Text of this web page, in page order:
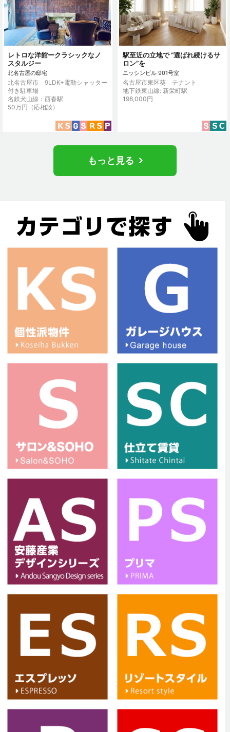
レトロな洋館ークラシックなノ
スタルジー
北名古屋の邸宅
北名古屋市 9LDK+電動シャッター
付き駐車場
名鉄犬山線：西春駅
50万円（応相談）
駅至近の立地で “選ばれ続けるサ
ロン”を
ニッシンビル 901号室
名古屋市東区葵 テナント
地下鉄東山線: 新栄町駅
198,000円
もっと見る